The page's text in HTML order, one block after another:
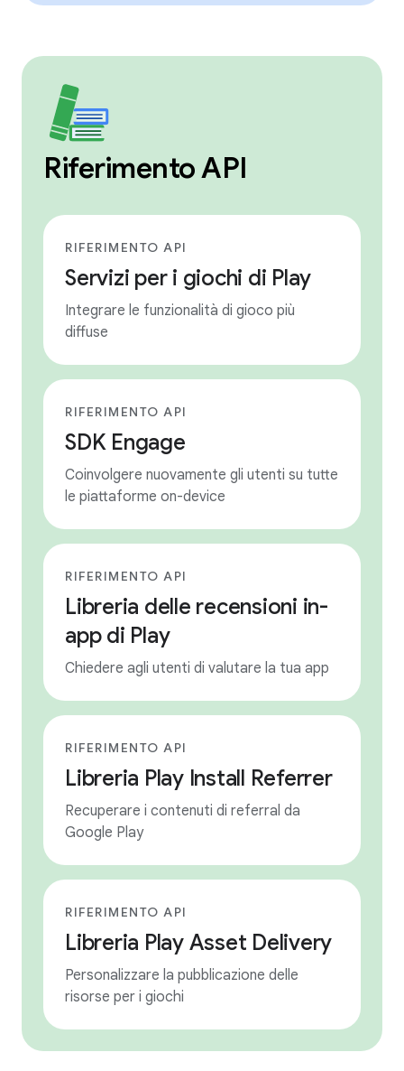
Riferimento API
RIFERIMENTO API
Servizi per i giochi di Play
Integrare le funzionalità di gioco più
diffuse
RIFERIMENTO API
SDK Engage
Coinvolgere nuovamente gli utenti su tutte
le piattaforme on-device
RIFERIMENTO API
Libreria delle recensioni in-
app di Play
Chiedere agli utenti di valutare la tua app
RIFERIMENTO API
Libreria Play Install Referrer
Recuperare i contenuti di referral da
Google Play
RIFERIMENTO API
Libreria Play Asset Delivery
Personalizzare la pubblicazione delle
risorse per i giochi